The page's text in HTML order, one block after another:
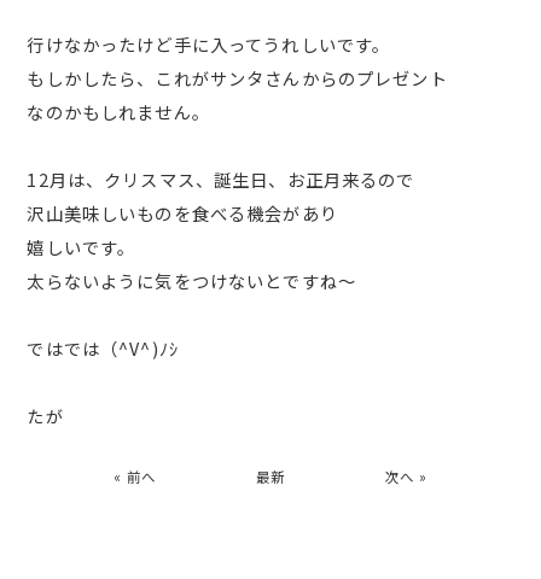
行けなかったけど手に入ってうれしいです。
もしかしたら、これがサンタさんからのプレゼント
なのかもしれません。
12月は、クリスマス、誕生日、お正月来るので
沢山美味しいものを食べる機会があり
嬉しいです。
太らないように気をつけないとですね～
ではでは（^V^)ﾉｼ
たが
« 前へ 最新 次へ »